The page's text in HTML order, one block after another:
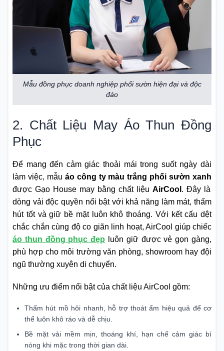
Mẫu đồng phục doanh nghiệp phối sườn hiện đại và độc
đáo
2. Chất Liệu May Áo Thun Đồng
Phục
Để mang đến cảm giác thoải mái trong suốt ngày dài
làm việc, mẫu áo công ty màu trắng phối sườn xanh
được Gạo House may bằng chất liệu AirCool . Đây là
dòng vải độc quyền nổi bật với khả năng làm mát, thấm
hút tốt và giữ bề mặt luôn khô thoáng. Với kết cấu dệt
chắc chắn cùng độ co giãn linh hoạt, AirCool giúp chiếc
áo thun đồng phục đẹp luôn giữ được vẻ gọn gàng,
phù hợp cho môi trường văn phòng, showroom hay đội
ngũ thường xuyên di chuyển.
Những ưu điểm nổi bật của chất liệu AirCool gồm:
Thấm hút mồ hôi nhanh, hỗ trợ thoát ẩm hiệu quả để cơ
thể luôn khô ráo và dễ chịu.
Bề mặt vải mềm mịn, thoáng khí, hạn chế cảm giác bí
nóng khi mặc trong thời gian dài.